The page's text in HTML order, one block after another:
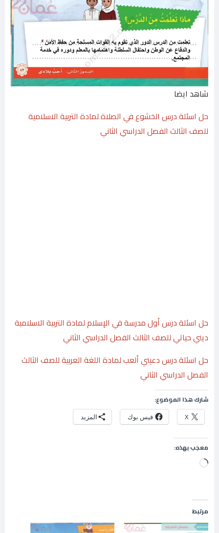
شاهد ايضا
حل اسئلة درس الخشوع في الصلاة لمادة التربية الاسلامية
للصف الثالث الفصل الدراسي الثاني
حل اسئلة درس أول مدرسة في الإسلام لمادة التربية الاسلامية
ديني حياتي للصف الثالث الفصل الدراسي الثاني
حل اسئلة درس دعيني ألعب لمادة اللغة العربية للصف الثالث
الفصل الدراسي الثاني
شارك هذا الموضوع:
X فيس بوك المزيد
معجب بهذه:
جاري
مرتبط